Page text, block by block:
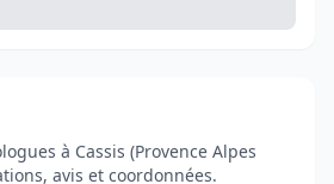
à Cassis (Provence Alpes
avis et coordonnées.